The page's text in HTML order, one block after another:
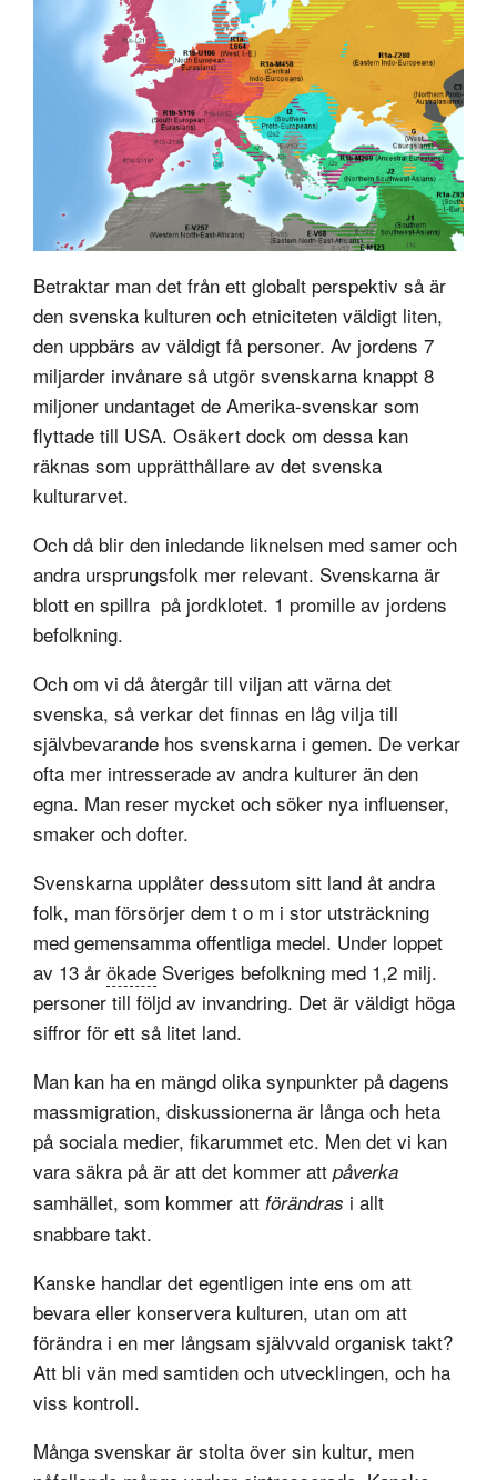
Betraktar man det från ett globalt perspektiv så är
den svenska kulturen och etniciteten väldigt liten,
den uppbärs av väldigt få personer. Av jordens 7
miljarder invånare så utgör svenskarna knappt 8
miljoner undantaget de Amerika-svenskar som
flyttade till USA. Osäkert dock om dessa kan
räknas som upprätthållare av det svenska
kulturarvet.
Och då blir den inledande liknelsen med samer och
andra ursprungsfolk mer relevant. Svenskarna är
blott en spillra på jordklotet. 1 promille av jordens
befolkning.
Och om vi då återgår till viljan att värna det
svenska, så verkar det finnas en låg vilja till
självbevarande hos svenskarna i gemen. De verkar
ofta mer intresserade av andra kulturer än den
egna. Man reser mycket och söker nya influenser,
smaker och dofter.
Svenskarna upplåter dessutom sitt land åt andra
folk, man försörjer dem t o m i stor utsträckning
med gemensamma offentliga medel. Under loppet
av 13 år ökade Sveriges befolkning med 1,2 milj.
personer till följd av invandring. Det är väldigt höga
siffror för ett så litet land.
Man kan ha en mängd olika synpunkter på dagens
massmigration, diskussionerna är långa och heta
på sociala medier, fikarummet etc. Men det vi kan
vara säkra på är att det kommer att påverka
samhället, som kommer att förändras i allt
snabbare takt.
Kanske handlar det egentligen inte ens om att
bevara eller konservera kulturen, utan om att
förändra i en mer långsam självvald organisk takt?
Att bli vän med samtiden och utvecklingen, och ha
viss kontroll.
Många svenskar är stolta över sin kultur, men